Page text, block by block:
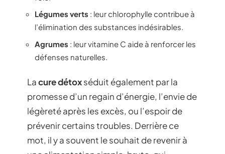
Légumes verts : leur chlorophylle contribue à
l’élimination des substances indésirables.
Agrumes : leur vitamine C aide à renforcer les
défenses naturelles.
Lacure détoxséduit également par la
promesse d’un regain d’énergie, l’envie de
légèreté après les excès, ou l’espoir de
prévenir certains troubles. Derrière ce
mot, il y a souvent le souhait de revenir à